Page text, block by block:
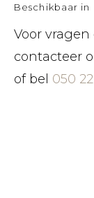
Beschikbaar in
Voor
contacteer
of bel 050